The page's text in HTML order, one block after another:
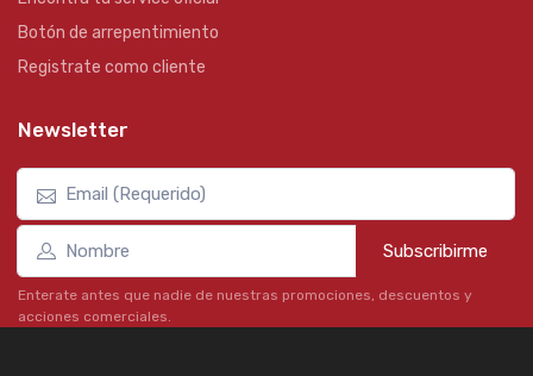
Botón de arrepentimiento
Registrate como cliente
Newsletter
Subscribirme
Enterate antes que nadie de nuestras promociones, descuentos y
acciones comerciales.